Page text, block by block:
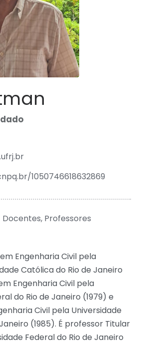
1050746618632869
Docentes, Professores
Engenharia Civil pela
Católica do Rio de Janeiro
Engenharia Civil pela
do Rio de Janeiro (1979) e
Civil pela Universidade
(1985). É professor Titular
Federal do Rio de Janeiro